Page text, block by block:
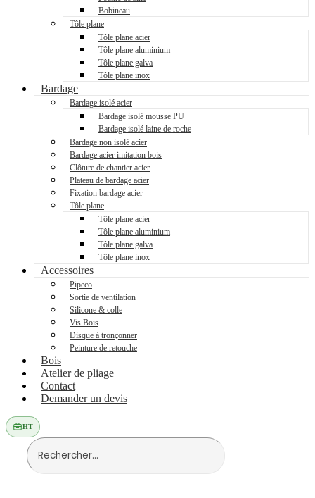
Bobineau
Tôle plane
Tôle plane acier
Tôle plane aluminium
Tôle plane galva
Tôle plane inox
Bardage
Bardage isolé acier
Bardage isolé mousse PU
Bardage isolé laine de roche
Bardage non isolé acier
Bardage acier imitation bois
Clôture de chantier acier
Plateau de bardage acier
Fixation bardage acier
Tôle plane
Tôle plane acier
Tôle plane aluminium
Tôle plane galva
Tôle plane inox
Accessoires
Pipeco
Sortie de ventilation
Silicone & colle
Vis Bois
Disque à tronçonner
Peinture de retouche
Bois
Atelier de pliage
Contact
Demander un devis
HT